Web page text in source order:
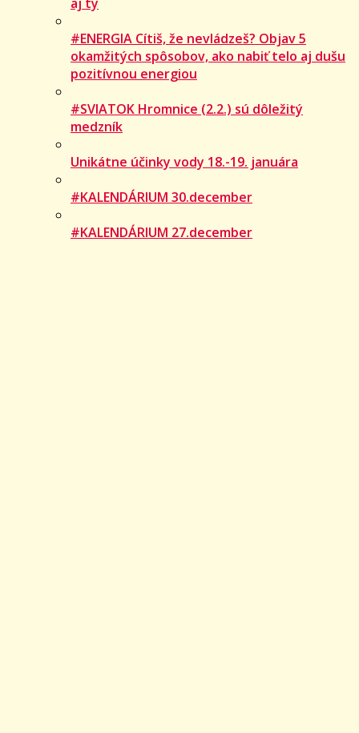
#ENERGIA Cítiš, že nevládzeš? Objav 5
okamžitých spôsobov, ako nabiť telo aj dušu
pozitívnou energiou
#SVIATOK Hromnice (2.2.) sú dôležitý
medzník
Unikátne účinky vody 18.-19. januára
#KALENDÁRIUM 30.december
#KALENDÁRIUM 27.december